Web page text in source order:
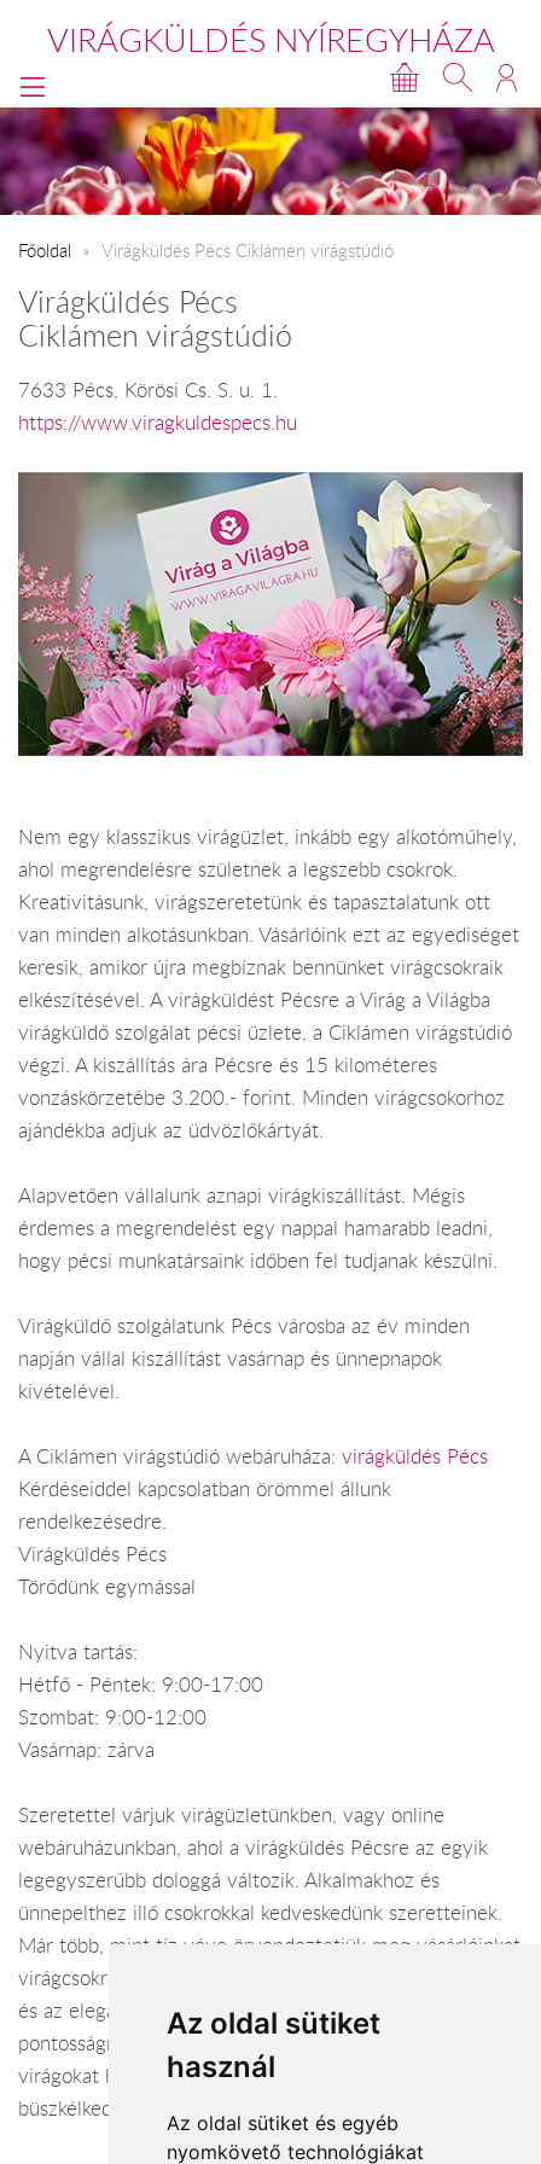
Az oldal sütiket
használ
Az oldal sütiket és egyéb
nyomkövető technológiákat
VIRÁGKÜLDÉS NYÍREGYHÁZA
Főoldal Virágküldés Pécs Ciklámen virágstúdió
Virágküldés Pécs
Ciklámen virágstúdió
7633 Pécs, Körösi Cs. S. u. 1.
https://www.viragkuldespecs.hu
Nem egy klasszikus virágüzlet, inkább egy alkotóműhely,
ahol megrendelésre születnek a legszebb csokrok.
Kreativitásunk, virágszeretetünk és tapasztalatunk ott
van minden alkotásunkban. Vásárlóink ezt az egyediséget
keresik, amikor újra megbíznak bennünket virágcsokraik
elkészítésével. A virágküldést Pécsre a Virág a Világba
virágküldő szolgálat pécsi üzlete, a Ciklámen virágstúdió
végzi. A kiszállítás ára Pécsre és 15 kilométeres
vonzáskörzetébe 3.200.- forint. Minden virágcsokorhoz
ajándékba adjuk az üdvözlőkártyát.
Alapvetően vállalunk aznapi virágkiszállítást. Mégis
érdemes a megrendelést egy nappal hamarabb leadni,
hogy pécsi munkatársaink időben fel tudjanak készülni.
Virágküldő szolgálatunk Pécs városba az év minden
napján vállal kiszállítást vasárnap és ünnepnapok
kivételével.
A Ciklámen virágstúdió webáruháza: virágküldés Pécs
Kérdéseiddel kapcsolatban örömmel állunk
rendelkezésedre.
Virágküldés Pécs
Törődünk egymással
Nyitva tartás:
Hétfő - Péntek: 9:00-17:00
Szombat: 9:00-12:00
Vasárnap: zárva
Szeretettel várjuk virágüzletünkben, vagy online
webáruházunkban, ahol a virágküldés Pécsre az egyik
legegyszerűbb dologgá változik. Alkalmakhoz és
ünnepelthez illő csokrokkal kedveskedünk szeretteinek.
Már több, mint tíz véve örvendeztetjük meg vásárlóinkat
virágcsokrainkkal. Munkánkban törekszünk a harmóniára
és az eleganciára, emellett viárágküldés terén a
pontosságra. Kompozícióinkba csak a legfrissebb
virágokat használjuk, ezért igen hosszú váza állósággal
büszkélkedhetünk. Látogasson el hozzánk, megéri!